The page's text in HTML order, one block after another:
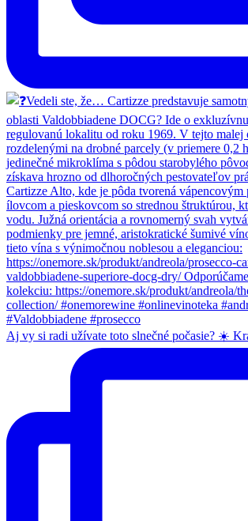
Aj vy si radi užívate toto slnečné počasie? ☀️